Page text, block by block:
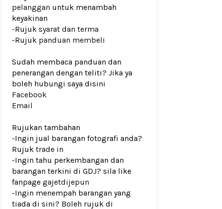
pelanggan untuk menambah
keyakinan
-Rujuk syarat dan terma
-Rujuk panduan membeli
Sudah membaca panduan dan
penerangan dengan teliti? Jika ya
boleh hubungi saya disini
Facebook
Email
Rujukan tambahan
-Ingin jual barangan fotografi anda?
Rujuk trade in
-Ingin tahu perkembangan dan
barangan terkini di GDJ? sila like
fanpage gajetdijepun
-Ingin menempah barangan yang
tiada di sini? Boleh rujuk di